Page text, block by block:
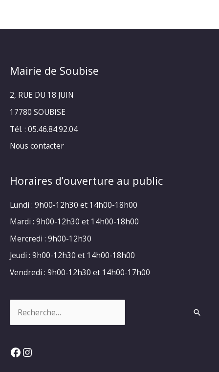
Mairie de Soubise
2, RUE DU 18 JUIN
17780 SOUBISE
Tél. : 05.46.84.92.04
Nous contacter
Horaires d’ouverture au public
Lundi : 9h00-12h30 et 14h00-18h00
Mardi : 9h00-12h30 et 14h00-18h00
Mercredi : 9h00-12h30
Jeudi : 9h00-12h30 et 14h00-18h00
Vendredi : 9h00-12h30 et 14h00-17h00
Facebook
Instagram